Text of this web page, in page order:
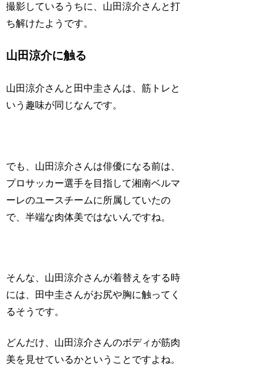
撮影しているうちに、山田涼介さんと打
ち解けた ようです。
山田涼介に触る
山田涼介さんと田中圭さんは、筋トレと
いう趣味が同じなんです。
でも、山田涼介さんは俳優になる前は、
プロサッカー選手を目指して湘南ベルマ
ーレのユースチームに所属していたの
で、半端な肉体美ではないんですね。
そんな、山田涼介さんが着替えをする時
には、田中圭さんがお尻や胸に触ってく
るそうです。
どんだけ、山田涼介さんのボディが筋肉
美を見せているかということですよね。